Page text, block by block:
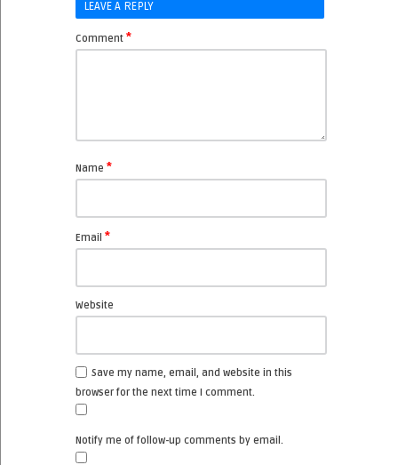
LEAVE A REPLY
Comment *
Name *
Email *
Website
Save my name, email, and website in this
browser for the next time I comment.
Notify me of follow-up comments by email.